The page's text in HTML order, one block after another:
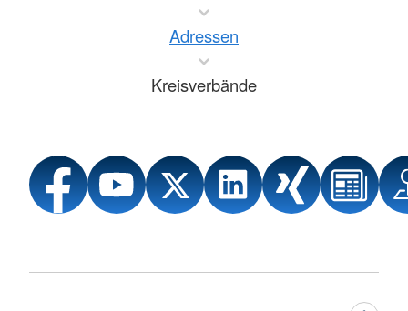
Adressen
Kreisverbände